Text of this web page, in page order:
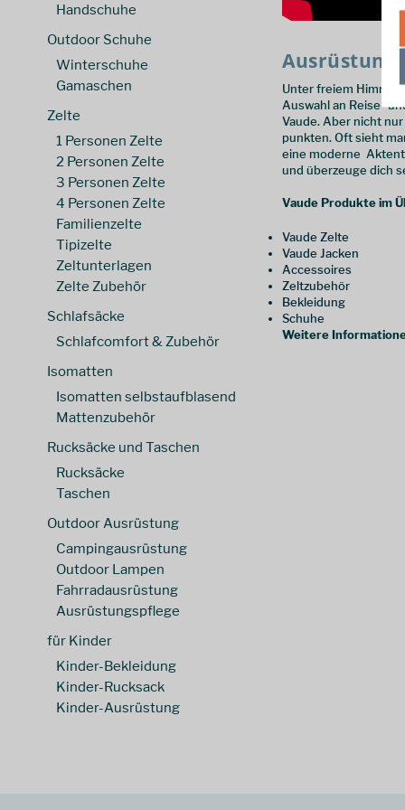
47(1)
48 (3)
48 kurz(1)
48 short
50 short(2)
52(4)
52 kurz (1)
52 long(1
52 short
52/Short(1
54 kurz
54 long(1)
54 short
56(4)
56 kurz(1)
56 long
1)
XXL
52 long(1
52 short(2)
54 long(1)
54 short
52/Short 1)
40/Long(1)
40 - M( 1)
42 - L( 2)
44 - XL
36 kurz(2)
38 kurz(2
40 kurz
42 kurz(2)
44 kurz
36 lang
)
38 lang(1)
52 kurz (1)
54 kurz(1 )
56 kurz(1)
Handschuhe
Outdoor Schuhe
Winterschuhe
Gamaschen
Zelte
1 Personen Zelte
2 Personen Zelte
3 Personen Zelte
4 Personen Zelte
Familienzelte
Tipizelte
Zeltunterlagen
Zelte Zubehör
Schlafsäcke
Schlafcomfort & Zubehör
Isomatten
Isomatten selbstaufblasend
Mattenzubehör
Rucksäcke und Taschen
Rucksäcke
Taschen
Outdoor Ausrüstung
Campingausrüstung
Outdoor Lampen
Fahrradausrüstung
Ausrüstungspflege
für Kinder
Kinder-Bekleidung
Kinder-Rucksack
Kinder-Ausrüstung
Ausrüstung
Unter freiem Himmel
Auswahl an Reise-
Vaude. Aber nicht
punkten. Oft sieht
eine moderne
und überzeuge dich
Vaude Produkte im
Vaude Zelte
Vaude Jacken
Accessoires
Zeltzubehör
Bekleidung
Schuhe
Weitere